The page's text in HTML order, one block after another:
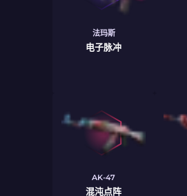
法玛斯
电子脉冲
AK-47
混沌点阵